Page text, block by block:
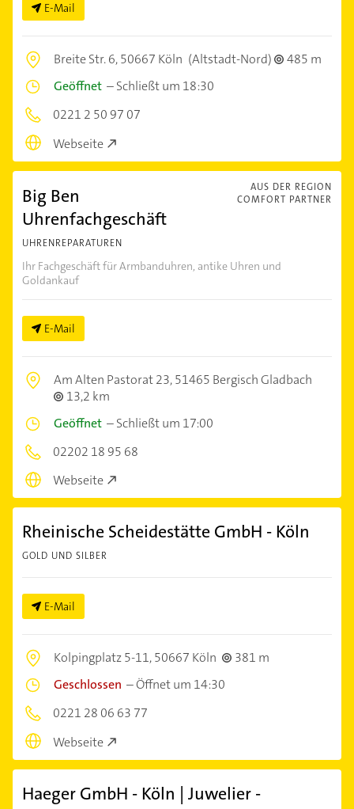
E-Mail
Breite Str. 6,50667 Köln (Altstadt-Nord)
485 m
Geöffnet –Schließt um 18:30
0221 2 50 97 07
Webseite
AUS DER REGION
COMFORT PARTNER
Big Ben
Uhrenfachgeschäft
UHRENREPARATUREN
Ihr Fachgeschäft für Armbanduhren, antike Uhren und
Goldankauf
E-Mail
Am Alten Pastorat 23,51465 Bergisch Gladbach
13,2 km
Geöffnet –Schließt um 17:00
02202 18 95 68
Webseite
Rheinische Scheidestätte GmbH - Köln
GOLD UND SILBER
E-Mail
Kolpingplatz 5-11,50667 Köln
381 m
Geschlossen –Öffnet um 14:30
0221 28 06 63 77
Webseite
Haeger GmbH - Köln | Juwelier -